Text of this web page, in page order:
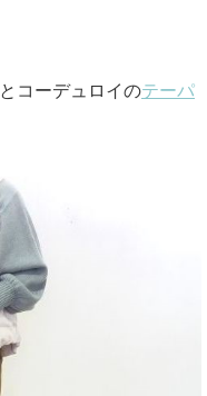
とコーデュロイのテーパ